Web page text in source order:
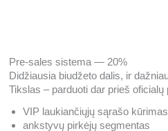
Pre-sales sistema — 20%
Didžiausia biudžeto dalis, ir
Tikslas – parduoti dar prieš oficialų
VIP laukiančiųjų sąrašo kūrimas
ankstyvų pirkėjų segmentas